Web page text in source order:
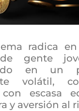
radica
gente
en un
volátil,
escasa
y aversión al